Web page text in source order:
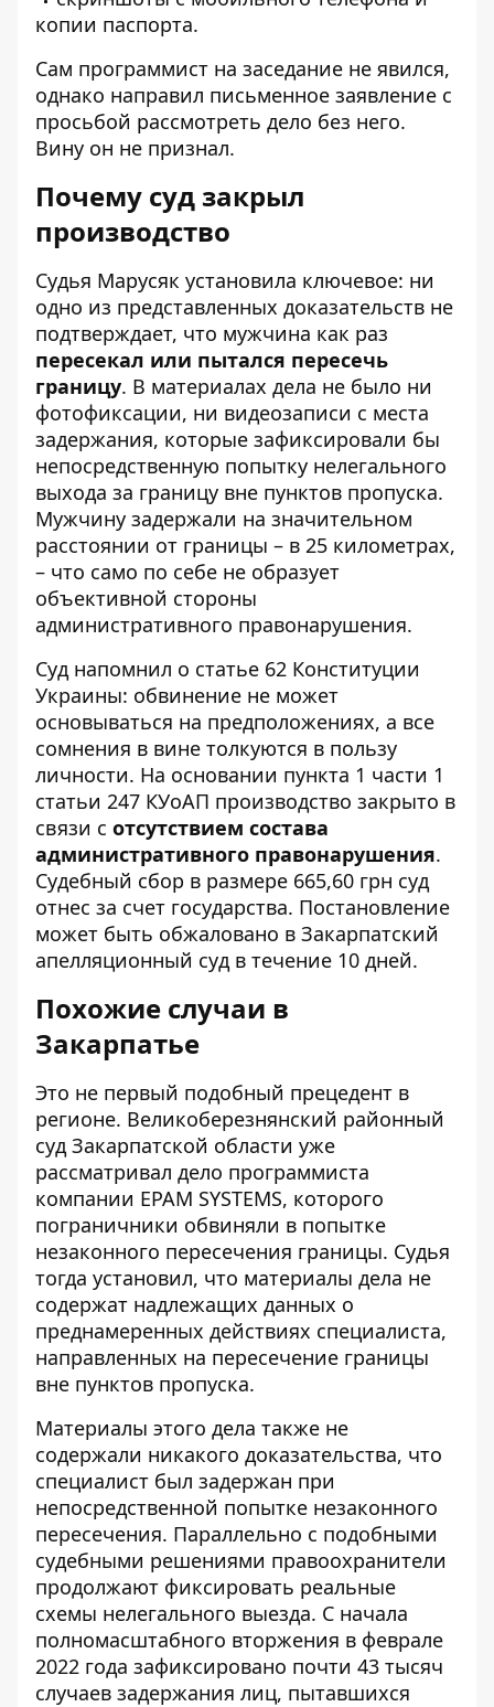
копии паспорта.
Сам программист на заседание не явился,
однако направил письменное заявление с
просьбой рассмотреть дело без него.
Вину он не признал.
Почему суд закрыл
производство
Судья Марусяк установила ключевое: ни
одно из представленных доказательств не
подтверждает, что мужчина как раз
пересекал или пытался пересечь
границу. В материалах дела не было ни
фотофиксации, ни видеозаписи с места
задержания, которые зафиксировали бы
непосредственную попытку нелегального
выхода за границу вне пунктов пропуска.
Мужчину задержали на значительном
расстоянии от границы – в 25 километрах,
– что само по себе не образует
объективной стороны
административного правонарушения.
Суд напомнил о статье 62 Конституции
Украины: обвинение не может
основываться на предположениях, а все
сомнения в вине толкуются в пользу
личности. На основании пункта 1 части 1
статьи 247 КУоАП производство закрыто в
связи с отсутствием состава
административного правонарушения.
Судебный сбор в размере 665,60 грн суд
отнес за счет государства. Постановление
может быть обжаловано в Закарпатский
апелляционный суд в течение 10 дней.
Похожие случаи в
Закарпатье
Это не первый подобный прецедент в
регионе. Великоберезнянский районный
суд Закарпатской области уже
рассматривал дело программиста
компании EPAM SYSTEMS, которого
пограничники обвиняли в попытке
незаконного пересечения границы. Судья
тогда установил, что материалы дела не
содержат надлежащих данных о
преднамеренных действиях специалиста,
направленных на пересечение границы
вне пунктов пропуска.
Материалы этого дела также не
содержали никакого доказательства, что
специалист был задержан при
непосредственной попытке незаконного
пересечения. Параллельно с подобными
судебными решениями правоохранители
продолжают фиксировать реальные
схемы нелегального выезда. С начала
полномасштабного вторжения в феврале
2022 года зафиксировано почти 43 тысяч
случаев задержания лиц, пытавшихся